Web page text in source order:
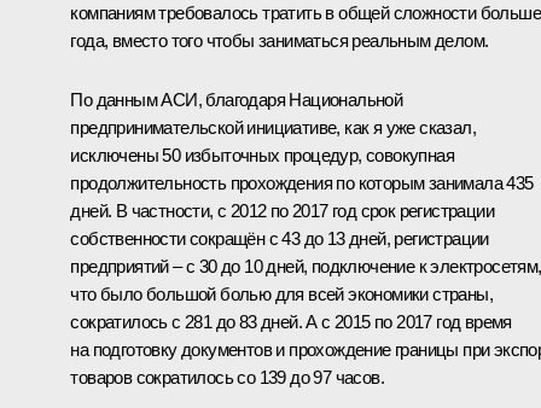
компаниям требовалось тратить в общей сложности больше
года, вместо того чтобы заниматься реальным делом.
По данным АСИ, благодаря Национальной
предпринимательской инициативе, как я уже сказал,
исключены 50 избыточных процедур, совокупная
продолжительность прохождения по которым занимала 435
дней. В частности, с 2012 по 2017 год срок регистрации
собственности сокращён с 43 до 13 дней, регистрации
предприятий – с 30 до 10 дней, подключение к электросетям,
что было большой болью для всей экономики страны,
сократилось с 281 до 83 дней. А с 2015 по 2017 год время
на подготовку документов и прохождение границы при
товаров сократилось со 139 до 97 часов.